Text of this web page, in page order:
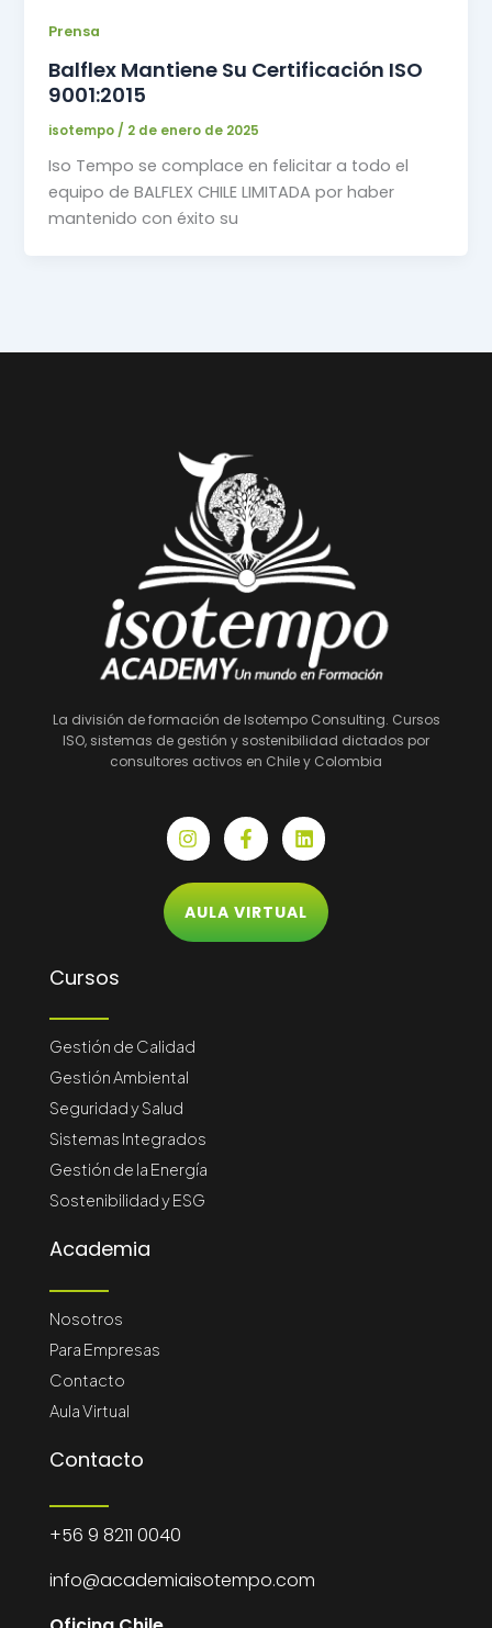
Prensa
Balflex Mantiene Su Certificación ISO
9001:2015
isotempo / 2 de enero de 2025
Iso Tempo se complace en felicitar a todo el
equipo de BALFLEX CHILE LIMITADA por haber
mantenido con éxito su
La división de formación de Isotempo Consulting. Cursos
ISO, sistemas de gestión y sostenibilidad dictados por
consultores activos en Chile y Colombia
I
n
s
t
a
g
r
F
a
c
e
b
o
o
L
i
n
k
e
d
i
AULA VIRTUAL
Cursos
Gestión de Calidad
Gestión Ambiental
Seguridad y Salud
Sistemas Integrados
Gestión de la Energía
Sostenibilidad y ESG
Academia
Nosotros
Para Empresas
Contacto
Aula Virtual
Contacto
+56 9 8211 0040
info@academiaisotempo.com